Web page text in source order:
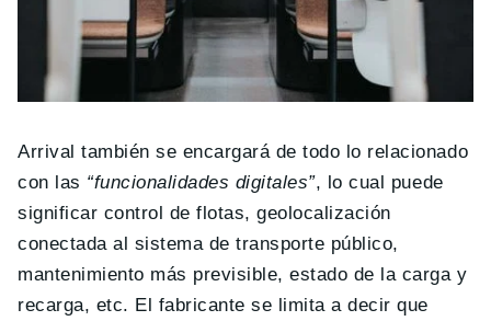
Arrival también se encargará de todo lo relacionado
con las “funcionalidades digitales”, lo cual puede
significar control de flotas, geolocalización
conectada al sistema de transporte público,
mantenimiento más previsible, estado de la carga y
recarga, etc. El fabricante se limita a decir que